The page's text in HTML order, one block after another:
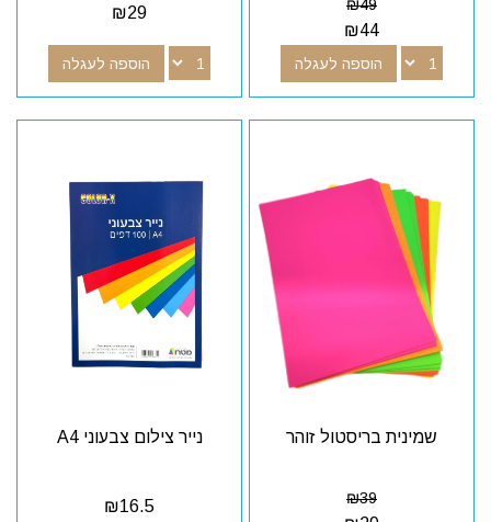
₪49
₪44
הוספה לעגלה
₪29
הוספה לעגלה
שמינית בריסטול זוהר
₪39
נייר צילום צבעוני A4
₪16.5